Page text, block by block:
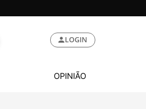
LOGIN
OPINIÃO